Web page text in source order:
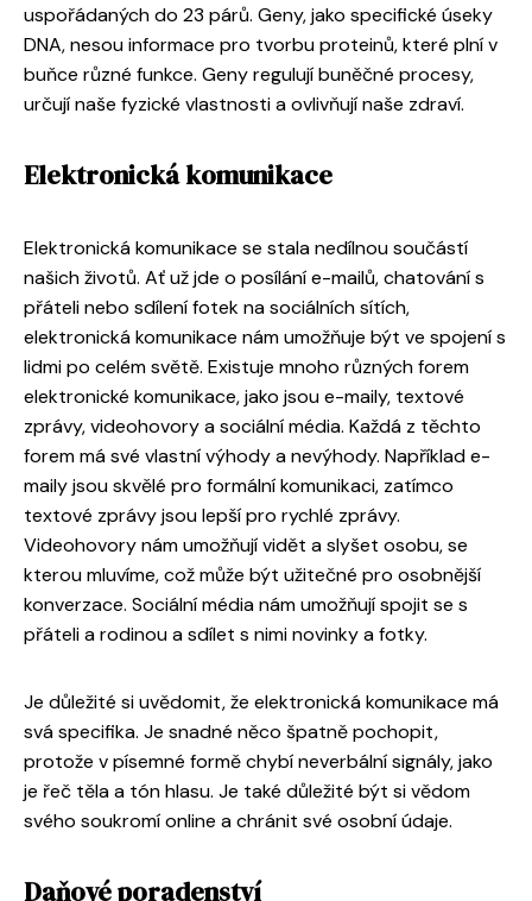
uspořádaných do 23 párů. Geny, jako specifické úseky
DNA, nesou informace pro tvorbu proteinů, které plní v
buňce různé funkce. Geny regulují buněčné procesy,
určují naše fyzické vlastnosti a ovlivňují naše zdraví.
Elektronická komunikace
Elektronická komunikace se stala nedílnou součástí
našich životů. Ať už jde o posílání e-mailů, chatování s
přáteli nebo sdílení fotek na sociálních sítích,
elektronická komunikace nám umožňuje být ve spojení s
lidmi po celém světě. Existuje mnoho různých forem
elektronické komunikace, jako jsou e-maily, textové
zprávy, videohovory a sociální média. Každá z těchto
forem má své vlastní výhody a nevýhody. Například e-
maily jsou skvělé pro formální komunikaci, zatímco
textové zprávy jsou lepší pro rychlé zprávy.
Videohovory nám umožňují vidět a slyšet osobu, se
kterou mluvíme, což může být užitečné pro osobnější
konverzace. Sociální média nám umožňují spojit se s
přáteli a rodinou a sdílet s nimi novinky a fotky.
Je důležité si uvědomit, že elektronická komunikace má
svá specifika. Je snadné něco špatně pochopit,
protože v písemné formě chybí neverbální signály, jako
je řeč těla a tón hlasu. Je také důležité být si vědom
svého soukromí online a chránit své osobní údaje.
Daňové poradenství